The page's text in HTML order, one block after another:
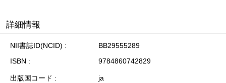
詳細情報
NII書誌ID(NCID)
BB29555289
ISBN
9784860742829
出版国コード
ja